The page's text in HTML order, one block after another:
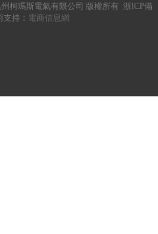
柯瑪斯電氣有限公司 版權所有 浙ICP備
持： 電商信息網